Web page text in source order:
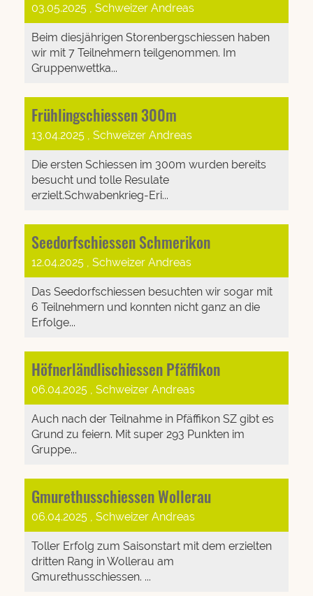
03.05.2025 , Schweizer Andreas
Beim diesjährigen Storenbergschiessen haben
wir mit 7 Teilnehmern teilgenommen. Im
Gruppenwettka...
Frühlingschiessen 300m
13.04.2025 , Schweizer Andreas
Die ersten Schiessen im 300m wurden bereits
besucht und tolle Resulate
erzielt.Schwabenkrieg-Eri...
Seedorfschiessen Schmerikon
12.04.2025 , Schweizer Andreas
Das Seedorfschiessen besuchten wir sogar mit
6 Teilnehmern und konnten nicht ganz an die
Erfolge...
Höfnerländlischiessen Pfäffikon
06.04.2025 , Schweizer Andreas
Auch nach der Teilnahme in Pfäffikon SZ gibt es
Grund zu feiern. Mit super 293 Punkten im
Gruppe...
Gmurethusschiessen Wollerau
06.04.2025 , Schweizer Andreas
Toller Erfolg zum Saisonstart mit dem erzielten
dritten Rang in Wollerau am
Gmurethusschiessen. ...